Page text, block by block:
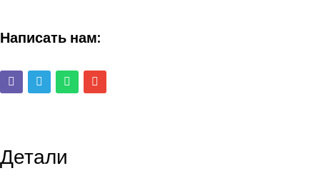
Написать нам:
Детали